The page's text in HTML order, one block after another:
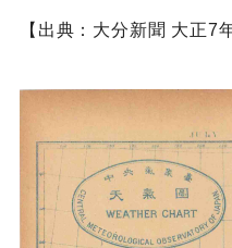
【出典：大分新聞 大正7